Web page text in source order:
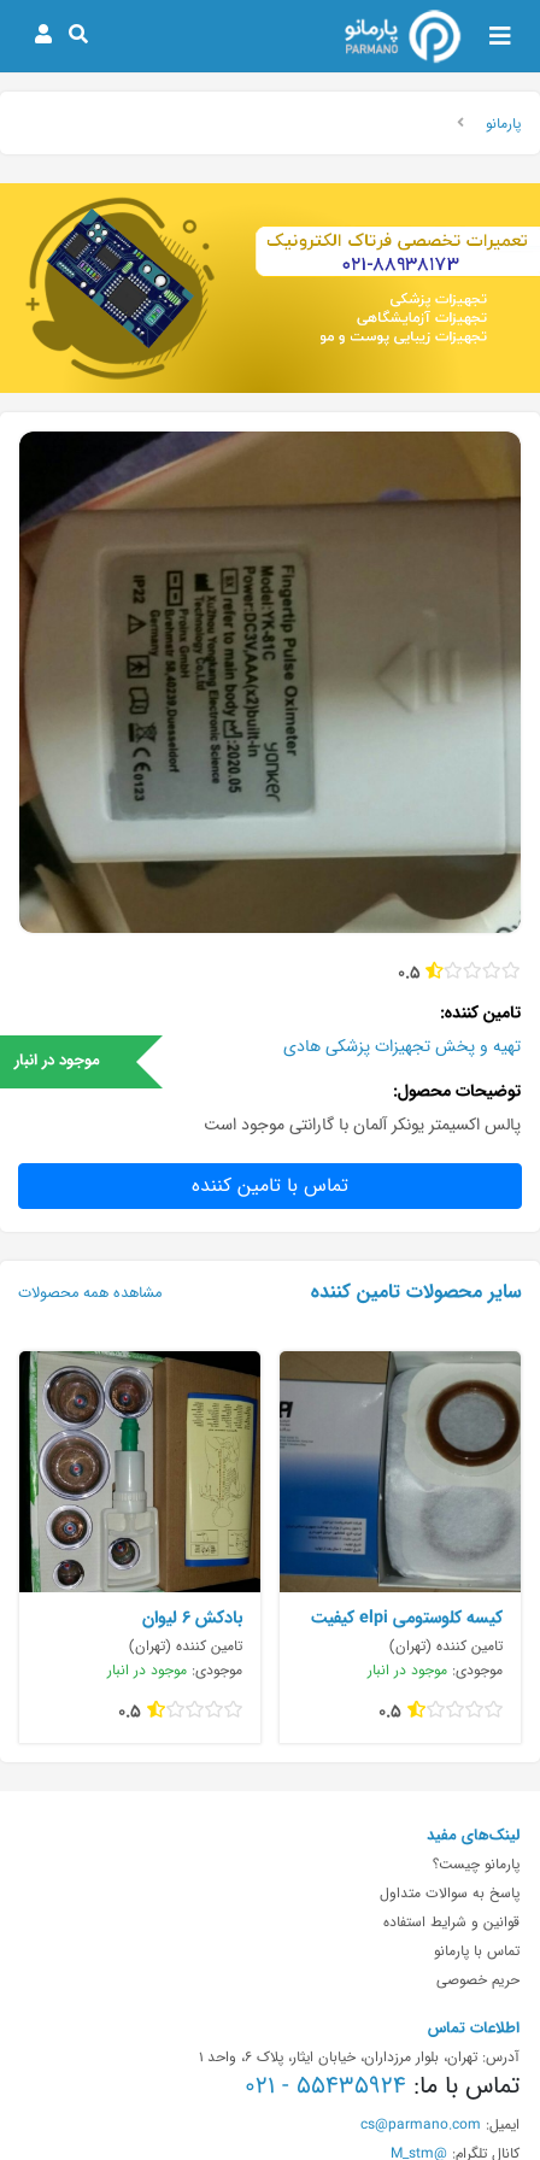
پارمانو
0.5
موجود در انبار
تامین کننده
تهیه و پخش تجهیزات پزشکی هادی
توضیحات محصول
پالس اکسیمتر یونکر آلمان با گارانتی موجود است
تماس با تامین کننده
سایر محصولات تامین کننده مشاهده همه محصولات
کیسه کلوستومی elpi کیفیت
بالا و
تامین کننده (تهران)
موجودی: موجود در انبار
0.5
بادکش 6 لیوان
تامین کننده (تهران)
موجودی: موجود در انبار
0.5
لینک‌های مفید
پارمانو چیست؟
پاسخ به سوالات متداول
قوانین و شرایط استفاده
تماس با پارمانو
حریم خصوصی
اطلاعات تماس
آدرس: تهران، بلوار مرزداران، خیابان ایثار، پلاک 6، واحد 1
تماس با ما: 55435924 - 021
ایمیل: cs@parmano.com
کانال تلگرام: @M_stm